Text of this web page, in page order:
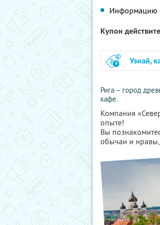
Информацию
Купон
Узнай,
Рига – город
кафе.
Компания
опыте!
Вы
обычаи и нравы,